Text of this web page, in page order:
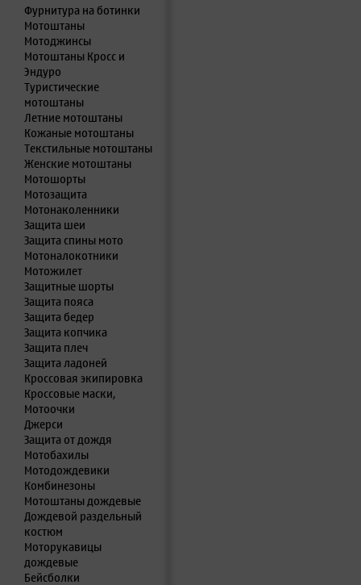
Фурнитура на ботинки
Мотоштаны
Мотоджинсы
Мотоштаны Кросс и
Эндуро
Туристические
мотоштаны
Летние мотоштаны
Кожаные мотоштаны
Текстильные мотоштаны
Женские мотоштаны
Мотошорты
Мотозащита
Мотонаколенники
Защита шеи
Защита спины мото
Мотоналокотники
Мотожилет
Защитные шорты
Защита пояса
Защита бедер
Защита копчика
Защита плеч
Защита ладоней
Кроссовая экипировка
Кроссовые маски,
Мотоочки
Джерси
Защита от дождя
Мотобахилы
Мотодождевики
Комбинезоны
Мотоштаны дождевые
Дождевой раздельный
костюм
Моторукавицы
дождевые
Бейсболки